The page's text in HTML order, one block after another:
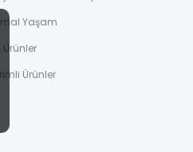
Yaşam
Ürünler
Ürünler